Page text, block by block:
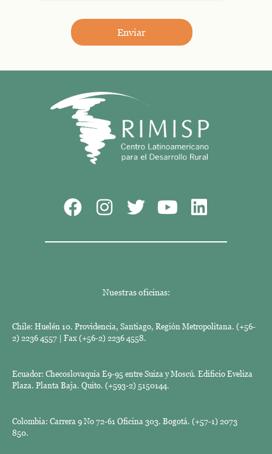
Enviar
Nuestras oficinas:
Chile: Huelén 10. Providencia, Santiago, Región Metropolitana. (+56-
2) 2236 4557 | Fax (+56-2) 2236 4558.
Ecuador: Checoslovaquia E9-95 entre Suiza y Moscú. Edificio Eveliza
Plaza. Planta Baja. Quito. (+593-2) 5150144.
Colombia: Carrera 9 No 72-61 Oficina 303. Bogotá. (+57-1) 2073
850.